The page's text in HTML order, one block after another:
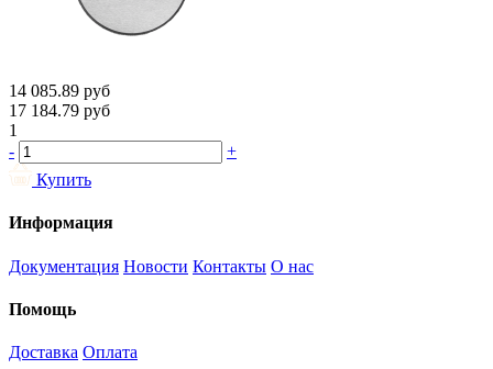
14 085.89 руб
17 184.79 руб
1
-
+
Купить
Информация
Документация Новости Контакты О нас
Помощь
Доставка Оплата